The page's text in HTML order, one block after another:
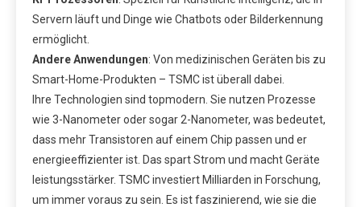
Servern läuft und Dinge wie Chatbots oder Bilderkennung
ermöglicht.
Andere Anwendungen: Von medizinischen Geräten bis zu
Smart-Home-Produkten – TSMC ist überall dabei.
Ihre Technologien sind topmodern. Sie nutzen Prozesse
wie 3-Nanometer oder sogar 2-Nanometer, was bedeutet,
dass mehr Transistoren auf einem Chip passen und er
energieeffizienter ist. Das spart Strom und macht Geräte
leistungsstärker. TSMC investiert Milliarden in Forschung,
um immer voraus zu sein. Es ist faszinierend, wie sie die